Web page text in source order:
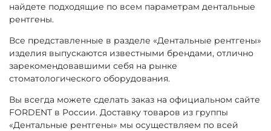
найдете подходящие по всем параметрам дентальные
рентгены.
Все представленные в разделе «Дентальные рентгены»
изделия выпускаются известными брендами, отлично
зарекомендовавшими себя на рынке
стоматологического оборудования.
Вы всегда можете сделать заказ на официальном сайте
FORDENT в России. Доставку товаров из группы
«Дентальные рентгены» мы осуществляем по всей